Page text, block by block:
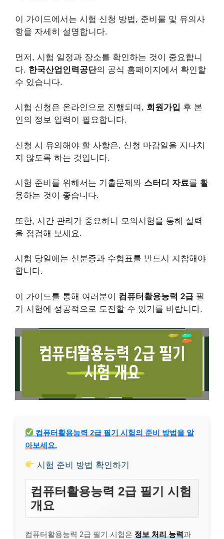
이 가이드에서는 시험 신청 방법, 준비물 및 유의사
항을 자세히 설명합니다.
먼저, 시험 일정과 장소를 확인하는 것이 중요합니
다. 한국산업인력공단의 공식 홈페이지에서 확인할
수 있습니다.
시험 신청은 온라인으로 진행되며, 회원가입 후 본
인의 정보 입력이 필요합니다.
신청 시 유의해야 할 사항은, 신청 마감일을 지나치
지 않도록 하는 것입니다.
시험 준비를 위해서는 기출문제와 스터디 자료를 활
용하는 것이 좋습니다.
또한, 시간 관리가 중요하니 모의시험을 통해 실력
을 점검해 보세요.
시험 당일에는 신분증과 수험표를 반드시 지참해야
합니다.
이 가이드를 통해 여러분이 컴퓨터활용능력 2급 필
기 시험에 성공적으로 도전할 수 있기를 바랍니다.
컴퓨터활용능력 2급 필기 시험의 준비 방법을 알
아보세요.
시험 준비 방법 확인하기
컴퓨터활용능력 2급 필기 시험
개요
컴퓨터활용능력 2급 필기 시험은 정보 처리 능력과